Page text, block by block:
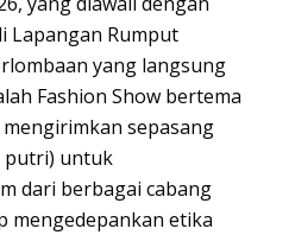
Lapangan Rumput
yang langsung
Fashion Showbertema
sepasang
putri) untuk
dari berbagai cabang
mengedepankan etika